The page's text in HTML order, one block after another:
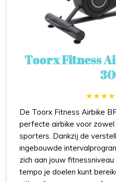
Toorx Fitness
De Toorx Fitness Airbike
perfecte airbike voor
sporters. Dankzij de
ingebouwde
zich aan jouw
tempo je doelen kunt